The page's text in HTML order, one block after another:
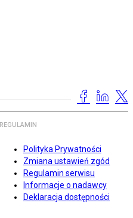
REGULAMIN
Polityka Prywatności
Zmiana ustawień zgód
Regulamin serwisu
Informacje o nadawcy
Deklaracja dostępności